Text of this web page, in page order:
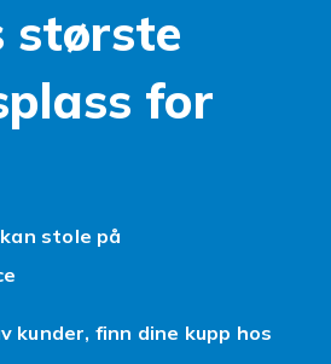
største
for
stole på
kunder, finn dine kupp hos